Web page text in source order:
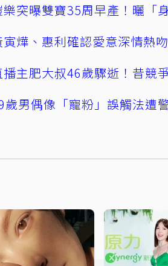
樂突曝雙寶35周早產！曬「
寅燁、惠利確認愛意深情熱
播主肥大叔46歲驟逝！昔競
歲男偶像「寵粉」誤觸法遭